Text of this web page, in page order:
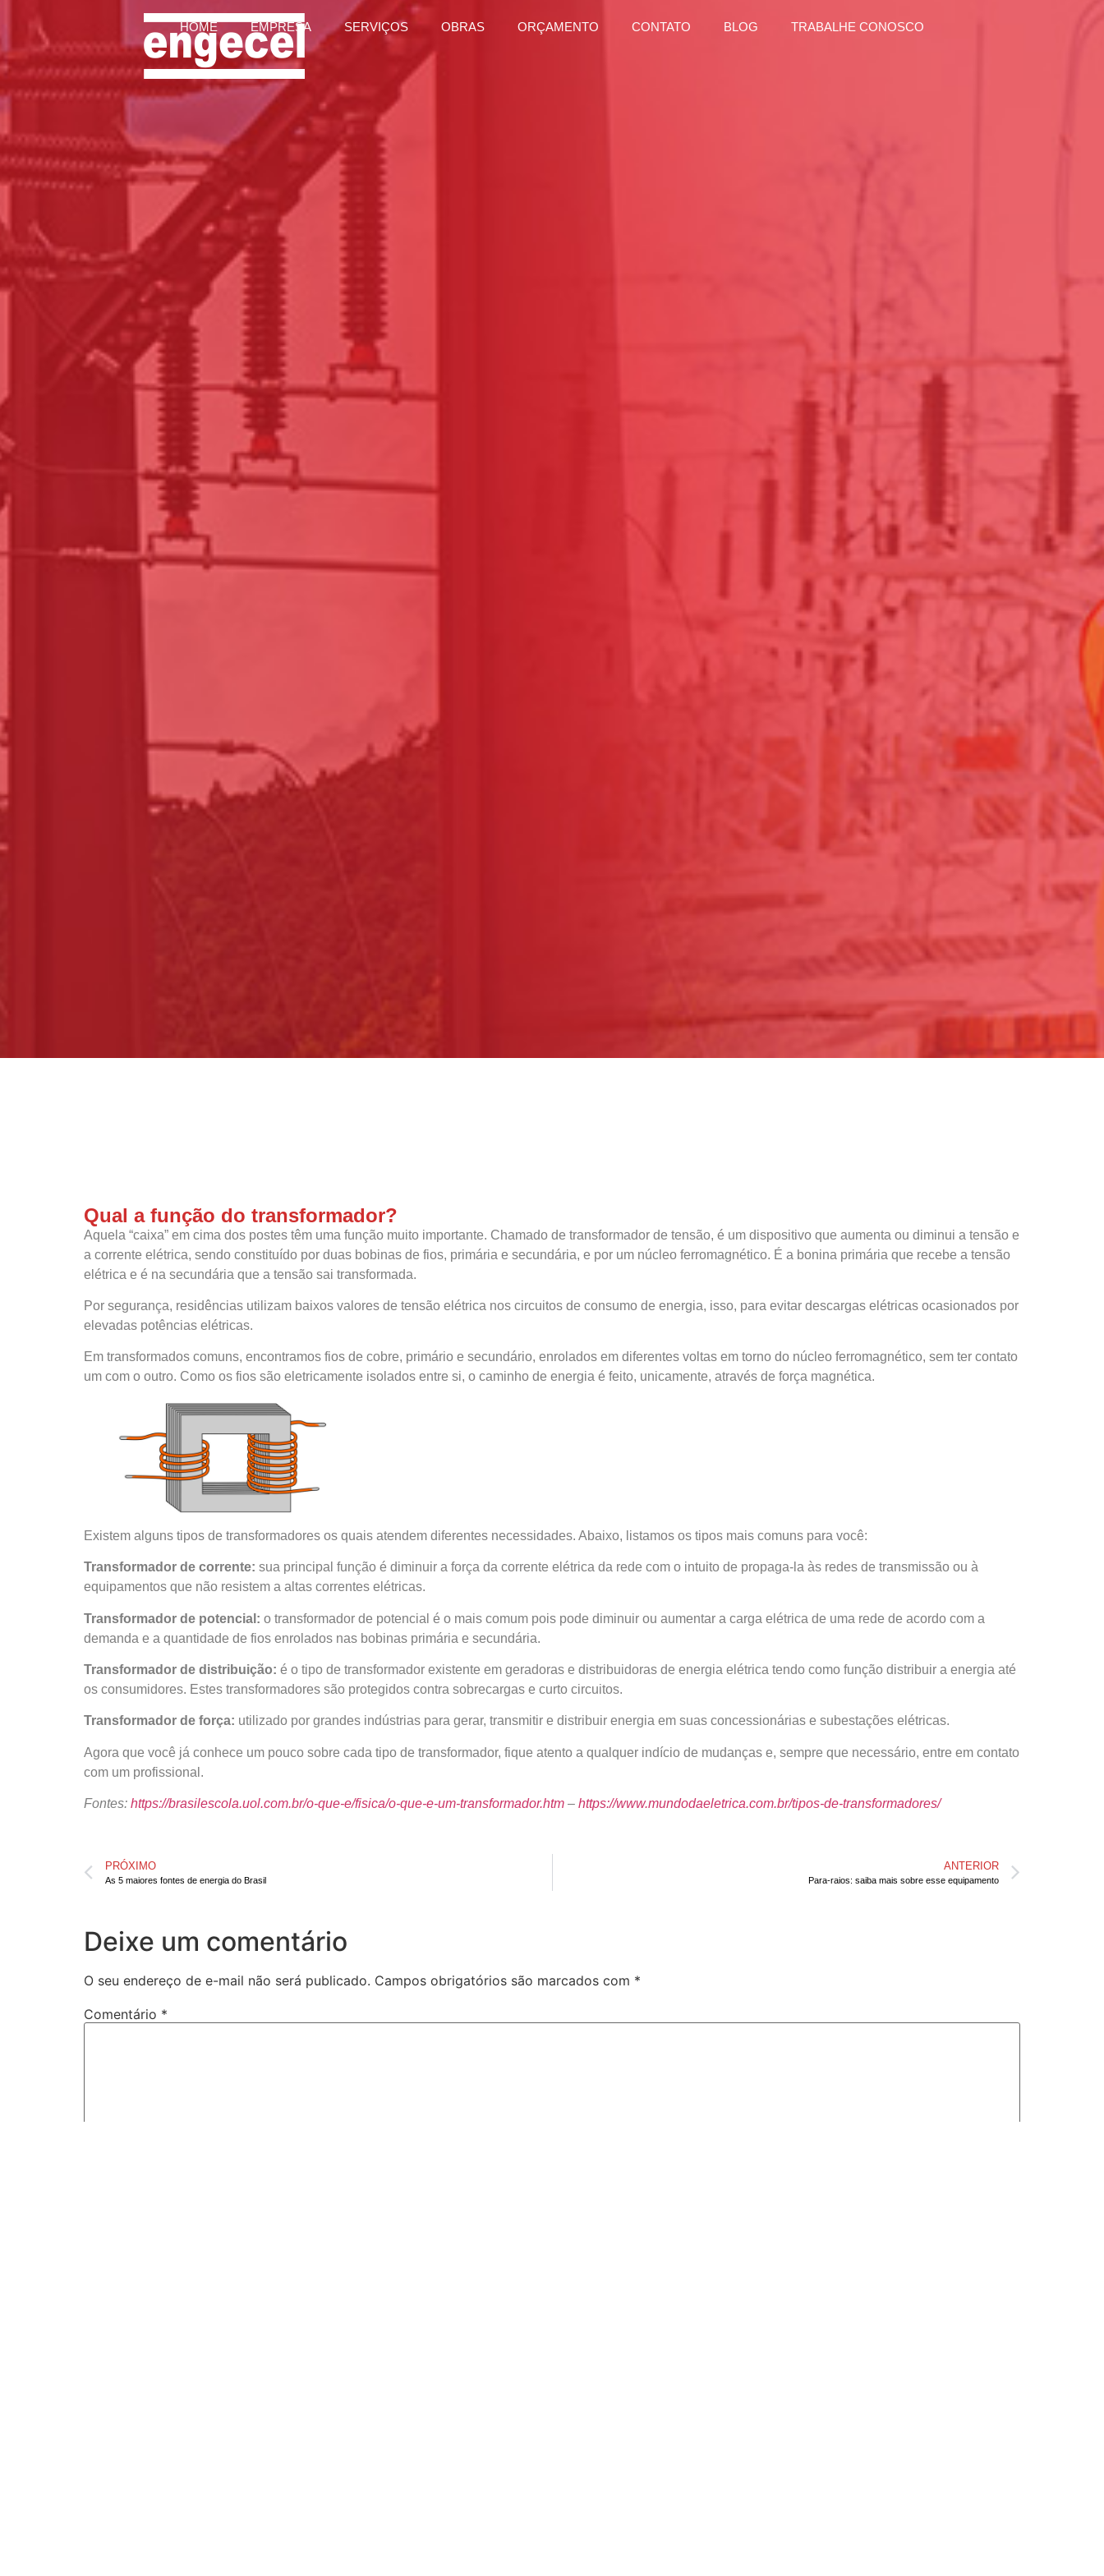
HOME EMPRESA SERVIÇOS OBRAS ORÇAMENTO CONTATO BLOG TRABALHE CONOSCO
Qual a função do transformador?
Aquela “caixa” em cima dos postes têm uma função muito importante. Chamado de transformador de tensão, é um dispositivo que aumenta ou diminui a tensão e
a corrente elétrica, sendo constituído por duas bobinas de fios, primária e secundária, e por um núcleo ferromagnético. É a bonina primária que recebe a tensão
elétrica e é na secundária que a tensão sai transformada.
Por segurança, residências utilizam baixos valores de tensão elétrica nos circuitos de consumo de energia, isso, para evitar descargas elétricas ocasionados por
elevadas potências elétricas.
Em transformados comuns, encontramos fios de cobre, primário e secundário, enrolados em diferentes voltas em torno do núcleo ferromagnético, sem ter contato
um com o outro. Como os fios são eletricamente isolados entre si, o caminho de energia é feito, unicamente, através de força magnética.
Existem alguns tipos de transformadores os quais atendem diferentes necessidades. Abaixo, listamos os tipos mais comuns para você:
Transformador de corrente: sua principal função é diminuir a força da corrente elétrica da rede com o intuito de propaga-la às redes de transmissão ou à
equipamentos que não resistem a altas correntes elétricas.
Transformador de potencial: o transformador de potencial é o mais comum pois pode diminuir ou aumentar a carga elétrica de uma rede de acordo com a
demanda e a quantidade de fios enrolados nas bobinas primária e secundária.
Transformador de distribuição: é o tipo de transformador existente em geradoras e distribuidoras de energia elétrica tendo como função distribuir a energia até
os consumidores. Estes transformadores são protegidos contra sobrecargas e curto circuitos.
Transformador de força: utilizado por grandes indústrias para gerar, transmitir e distribuir energia em suas concessionárias e subestações elétricas.
Agora que você já conhece um pouco sobre cada tipo de transformador, fique atento a qualquer indício de mudanças e, sempre que necessário, entre em contato
com um profissional.
Fontes: https://brasilescola.uol.com.br/o-que-e/fisica/o-que-e-um-transformador.htm – https://www.mundodaeletrica.com.br/tipos-de-transformadores/
PRÓXIMO
As 5 maiores fontes de energia do Brasil
ANTERIOR
Para-raios: saiba mais sobre esse equipamento
Deixe um comentário
O seu endereço de e-mail não será publicado. Campos obrigatórios são marcados com *
Comentário *